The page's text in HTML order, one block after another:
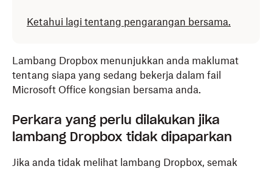
Ketahui lagi tentang pengarangan bersama.
Lambang Dropbox menunjukkan anda maklumat
tentang siapa yang sedang bekerja dalam fail
Microsoft Office kongsian bersama anda.
Perkara yang perlu dilakukan jika
lambang Dropbox tidak dipaparkan
Jika anda tidak melihat lambang Dropbox, semak